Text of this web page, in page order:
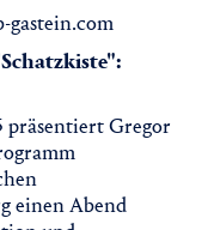
gastein.com
präsentiert Gregor
einen Abend